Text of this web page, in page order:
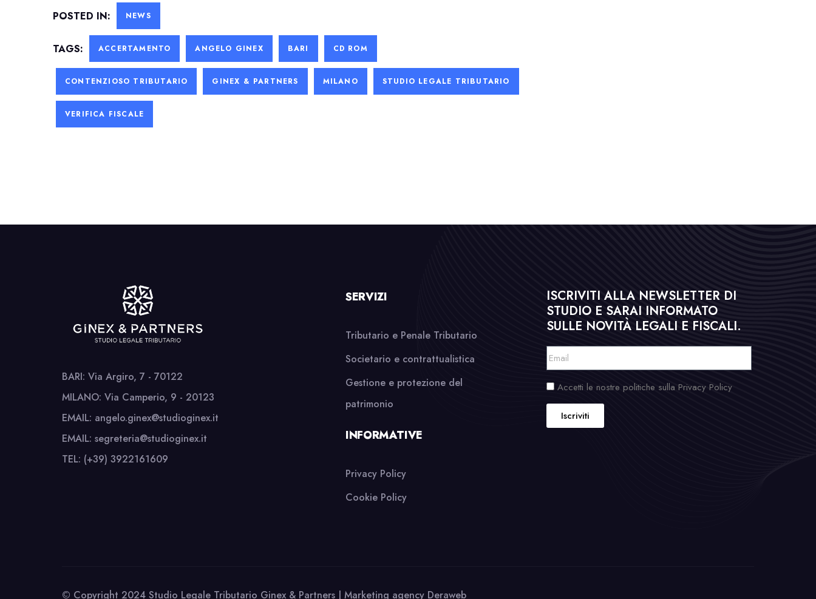
POSTED IN: NEWS
TAGS: ACCERTAMENTO ANGELO GINEX BARI CD ROM
CONTENZIOSO TRIBUTARIO GINEX & PARTNERS MILANO STUDIO LEGALE TRIBUTARIO
VERIFICA FISCALE
BARI: Via Argiro, 7 - 70122
MILANO: Via Camperio, 9 - 20123
EMAIL: angelo.ginex@studioginex.it
EMAIL: segreteria@studioginex.it
TEL: (+39) 3922161609
SERVIZI
Tributario e Penale Tributario
Societario e contrattualistica
Gestione e protezione del
patrimonio
INFORMATIVE
Privacy Policy
Cookie Policy
ISCRIVITI ALLA NEWSLETTER DI
STUDIO E SARAI INFORMATO
SULLE NOVITÀ LEGALI E FISCALI.
Accetti le nostre politiche sulla Privacy Policy
Iscriviti
© Copyright 2024 Studio Legale Tributario Ginex & Partners | Marketing agency Deraweb